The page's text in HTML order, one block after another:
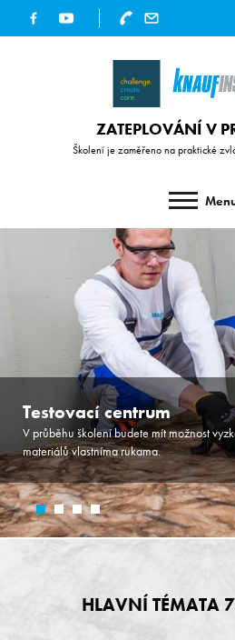
ZATEPLOVÁNÍ V
Školení je zaměřeno na praktické
Testovací centrum
V průběhu školení budete mít možnost
materiálů vlastníma rukama.
HLAVNÍ TÉMATA